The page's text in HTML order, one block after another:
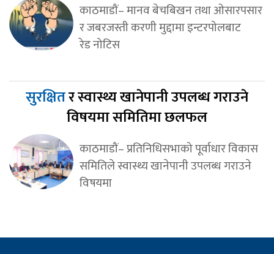
काठमाडौं– मानव बेचबिखन तथा ओसारपसार
र जबरजस्ती करणी मुद्दामा इन्टरपोलबाट
रेड नोटिस
सुरक्षितर स्वास्थ्य खानेपानी उपलब्ध गराउने
विषयमा समितिमा छलफल
काठमाडौं– प्रतिनिधिसभाको पूर्वाधार विकास
समितिले स्वास्थ्य खानेपानी उपलब्ध गराउने
विषयमा